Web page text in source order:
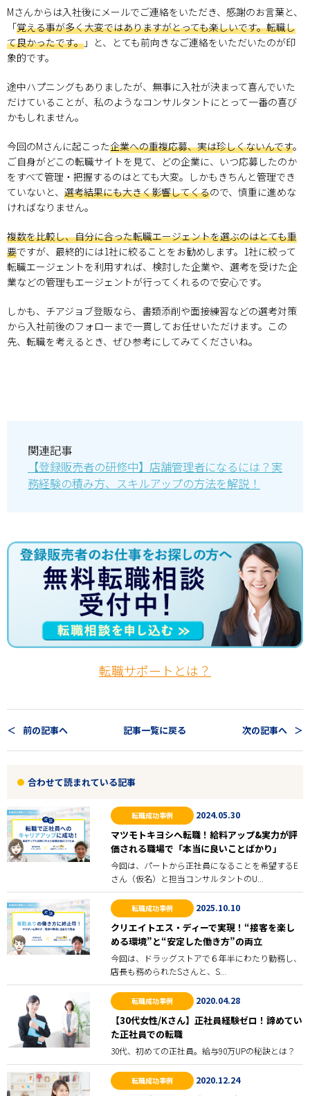
Mさんからは入社後にメールでご連絡をいただき、感謝のお言葉と、
「覚える事が多く大変ではありますがとっても楽しいです。転職し
て良かったです。 」と、とても前向きなご連絡をいただいたのが印
象的です。
途中ハプニングもありましたが、無事に入社が決まって喜んでいた
だけていることが、私のようなコンサルタントにとって一番の喜び
かもしれません。
今回のMさんに起こった企業への重複応募、実は珍しくないんです。
ご自身がどこの転職サイトを見て、どの企業に、いつ応募したのか
をすべて管理・把握するのはとても大変。しかもきちんと管理でき
ていないと、 選考結果にも大きく影響してくるので、慎重に進めな
ければなりません。
複数を比較し、自分に合った転職エージェントを選ぶのはとても重
要ですが、最終的には1社に絞ることをお勧めします。1社に絞って
転職エージェントを利用すれば、検討した企業や、選考を受けた企
業などの管理もエージェントが行ってくれるので安心です。
しかも、チアジョブ登販なら、書類添削や面接練習などの選考対策
から入社前後のフォローまで一貫してお任せいただけます。この
先、転職を考えるとき、ぜひ参考にしてみてくださいね。
関連記事
【登録販売者の研修中】店舗管理者になるには？実
務経験の積み方、スキルアップの方法を解説！
転職サポートとは？
前の記事へ 記事一覧に戻る 次の記事へ
合わせて読まれている記事
転職成功事例 2024.05.30
マツモトキヨシへ転職！給料アップ&実力が評
価される職場で「本当に良いことばかり」
今回は、パートから正社員になることを希望するE
さん（仮名）と担当コンサルタントのU...
転職成功事例 2025.10.10
クリエイトエス・ディーで実現！“接客を楽し
める環境”と“安定した働き方”の両立
今回は、ドラッグストアで６年半にわたり勤務し、
店長も務められたSさんと、S...
転職成功事例 2020.04.28
【30代女性/Kさん】正社員経験ゼロ！諦めてい
た正社員での転職
30代、初めての正社員。給与90万UPの秘訣とは？
転職成功事例 2020.12.24